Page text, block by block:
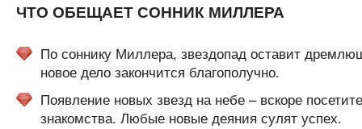
ЧТО ОБЕЩАЕТ СОННИК МИЛЛЕРА
По соннику Миллера, звездопад оставит
новое дело закончится благополучно.
Появление новых звезд на небе – вскоре
знакомства. Любые новые деяния сулят успех.